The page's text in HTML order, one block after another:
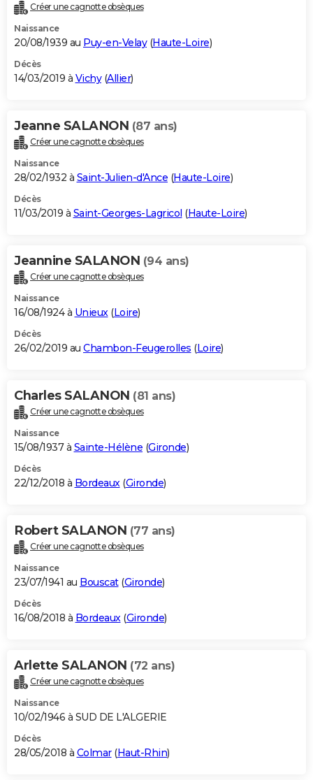
Créer une cagnotte obsèques
Naissance
20/08/1939 au Puy-en-Velay(Haute-Loire)
Décès
14/03/2019 à Vichy(Allier)
Jeanne SALANON (87 ans)
Créer une cagnotte obsèques
Naissance
28/02/1932 à Saint-Julien-d'Ance (Haute-Loire)
Décès
11/03/2019 à Saint-Georges-Lagricol (Haute-Loire)
Jeannine SALANON (94 ans)
Créer une cagnotte obsèques
Naissance
16/08/1924 à Unieux(Loire)
Décès
26/02/2019 au Chambon-Feugerolles (Loire)
Charles SALANON (81 ans)
Créer une cagnotte obsèques
Naissance
15/08/1937 à Sainte-Hélène (Gironde)
Décès
22/12/2018 à Bordeaux(Gironde)
Robert SALANON (77 ans)
Créer une cagnotte obsèques
Naissance
23/07/1941 au Bouscat(Gironde)
Décès
16/08/2018 à Bordeaux(Gironde)
Arlette SALANON (72 ans)
Créer une cagnotte obsèques
Naissance
10/02/1946 à SUD DE L'ALGERIE
Décès
28/05/2018 à Colmar(Haut-Rhin)